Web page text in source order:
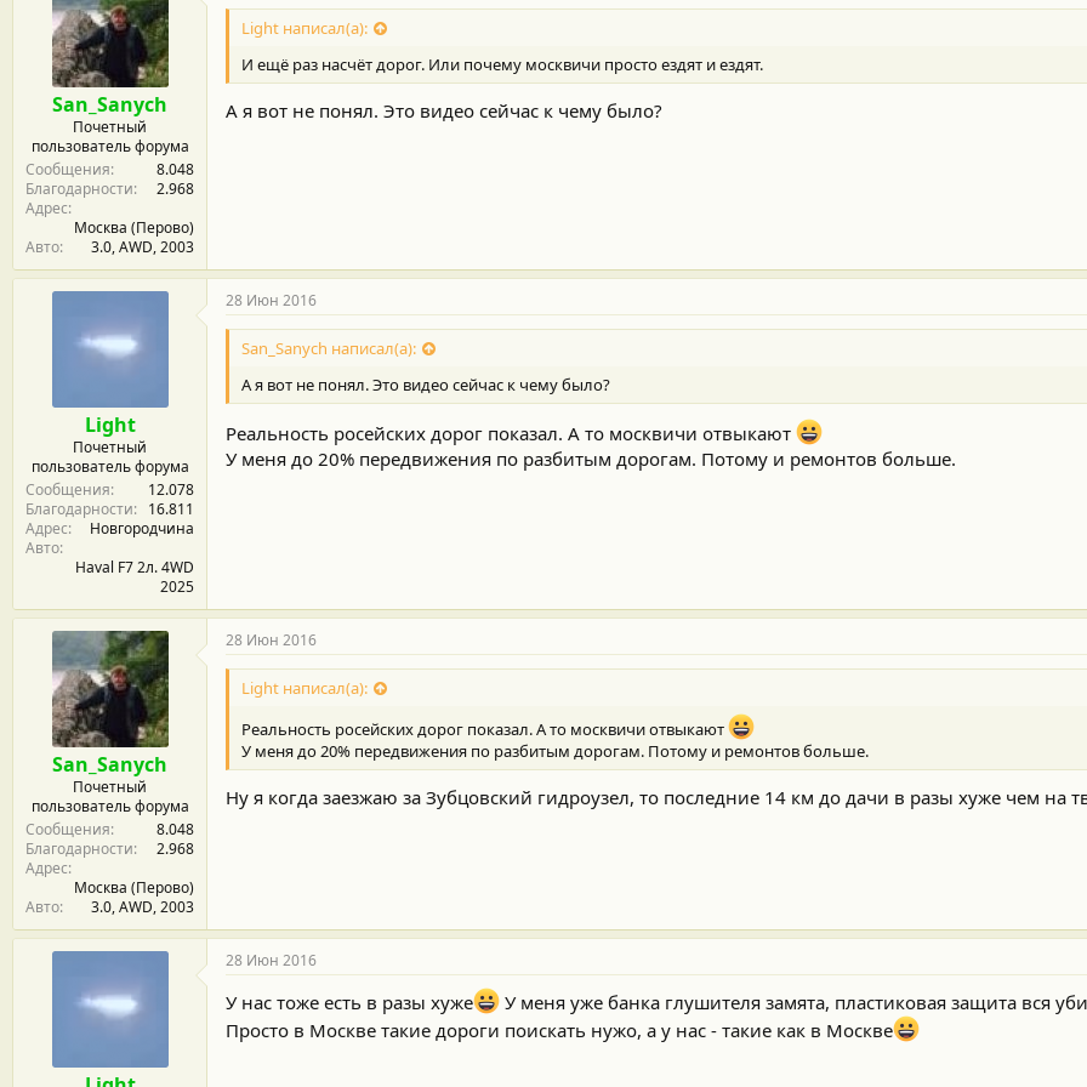
San_Sanych
Почетный
пользователь форума
Сообщения
8.048
Благодарности
2.968
Адрес
Москва (Перово)
Авто
3.0, AWD, 2003
Light написал(а):
И ещё раз насчёт дорог. Или почему москвичи просто ездят и ездят.
А я вот не понял. Это видео сейчас к чему было?
Light
Почетный
пользователь форума
Сообщения
12.078
Благодарности
16.811
Адрес
Новгородчина
Авто
Haval F7 2л. 4WD
2025
28 Июн 2016
San_Sanych написал(а):
А я вот не понял. Это видео сейчас к чему было?
Реальность росейских дорог показал. А то москвичи отвыкают
У меня до 20% передвижения по разбитым дорогам. Потому и ремонтов больше.
San_Sanych
Почетный
пользователь форума
Сообщения
8.048
Благодарности
2.968
Адрес
Москва (Перово)
Авто
3.0, AWD, 2003
28 Июн 2016
Light написал(а):
Реальность росейских дорог показал. А то москвичи отвыкают
У меня до 20% передвижения по разбитым дорогам. Потому и ремонтов больше.
Ну я когда заезжаю за Зубцовский гидроузел, то последние 14 км до дачи в разы хуже чем на
28 Июн 2016
У нас тоже есть в разы хуже
У меня уже банка глушителя замята, пластиковая защита вся
Просто в Москве такие дороги поискать нужо, а у нас - такие как в Москве